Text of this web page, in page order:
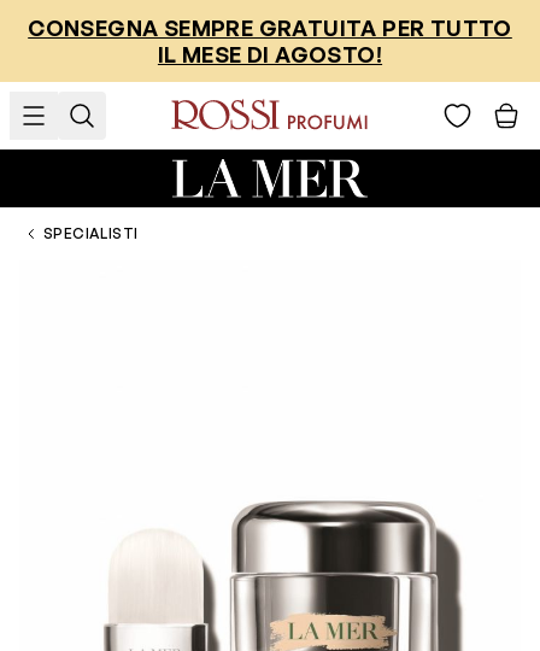
CONSEGNA SEMPRE GRATUITA PER TUTTO
IL MESE DI AGOSTO!
SPECIALISTI